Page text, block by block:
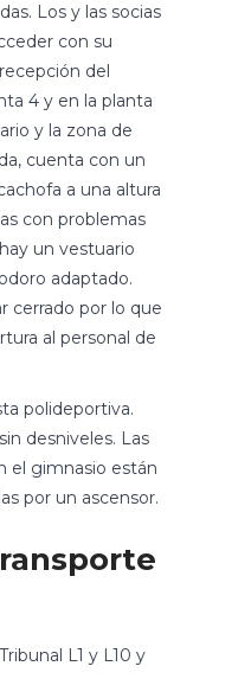
Los y las socias
con su
del
4 y en la planta
y la zona de
cuenta con un
a una altura
con problemas
un vestuario
adaptado.
cerrado por lo que
al personal de
polideportiva.
desniveles. Las
el gimnasio están
por un ascensor.
Tribunal L1 y L10 y